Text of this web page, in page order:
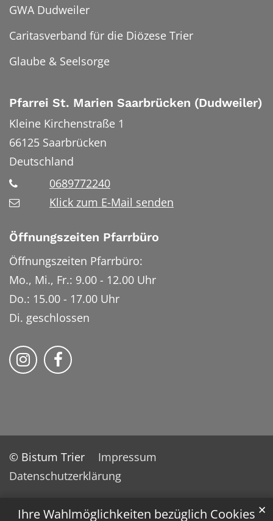
Ihre Wahlmöglichkeiten bezüglich Cookies ✕
GWA Dudweiler
Caritasverband für die Diözese Trier
Glaube & Seelsorge
Pfarrei St. Marien Saarbrücken (Dudweiler)
Kleine Kirchenstraße 1
66125 Saarbrücken
Deutschland
0689772240
Klick zum E-Mail senden
Öffnungszeiten Pfarrbüro
Öffnungszeiten Pfarrbüro:
Mo., Mi., Fr.: 9.00 - 12.00 Uhr
Do.: 15.00 - 17.00 Uhr
Di. geschlossen
Bistum Trier auf Instragram
Bistum Trier auf Facebook
© Bistum Trier
Impressum
Datenschutzerklärung